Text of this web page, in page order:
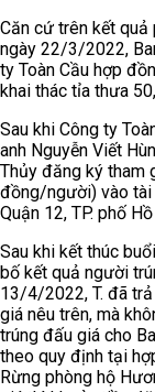
Căn cứ trên kết quả
ngày 22/3/2022,
ty Toàn Cầu hợp
khai thác tỉa thưa
Sau khi Công ty
anh Nguyễn Viết
Thủy đăng ký tham
đồng/người) vào tài
Quận 12, TP. phố
Sau khi kết thúc
bố kết quả người
13/4/2022, T. đã
giá nêu trên, mà
trúng đấu giá cho
theo quy định tại
Rừng phòng hộ